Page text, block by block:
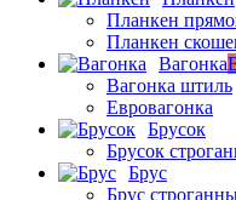
Планкен
Планкен
Вагонка
Вагонка штиль
Евровагонка
Брусок
Брусок
Брус
Брус